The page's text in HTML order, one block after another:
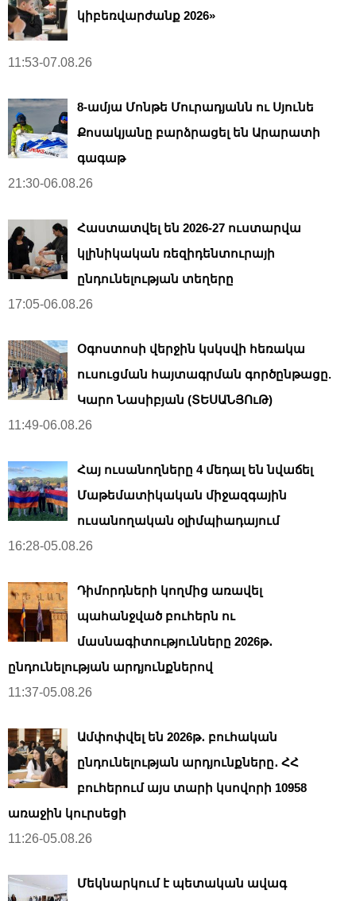
կիբեռվարժանք 2026»
11:53-07.08.26
8-ամյա Մոնթե Մուրադյանն ու Սյունե
Քոսակյանը բարձրացել են Արարատի
գագաթ
21:30-06.08.26
Հաստատվել են 2026-27 ուստարվա
կլինիկական ռեզիդենտուրայի
ընդունելության տեղերը
17:05-06.08.26
Օգոստոսի վերջին կսկսվի հեռակա
ուսուցման հայտագրման գործընթացը.
Կարո Նասիբյան (ՏԵՍԱՆՅՈւԹ)
11:49-06.08.26
Հայ ուսանողները 4 մեդալ են նվաճել
Մաթեմատիկական միջազգային
ուսանողական օլիմպիադայում
16:28-05.08.26
Դիմորդների կողմից առավել
պահանջված բուհերն ու
մասնագիտությունները 2026թ․
ընդունելության արդյունքներով
11:37-05.08.26
Ամփոփվել են 2026թ․ բուհական
ընդունելության արդյունքները․ ՀՀ
բուհերում այս տարի կսովորի 10958
առաջին կուրսեցի
11:26-05.08.26
Մեկնարկում է պետական ավագ